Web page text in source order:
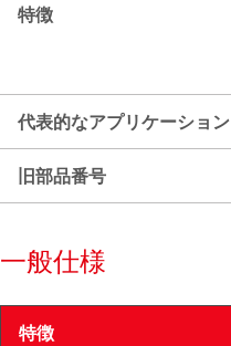
特徴
代表的なアプリケーション
旧部品番号
一般仕様
特徴